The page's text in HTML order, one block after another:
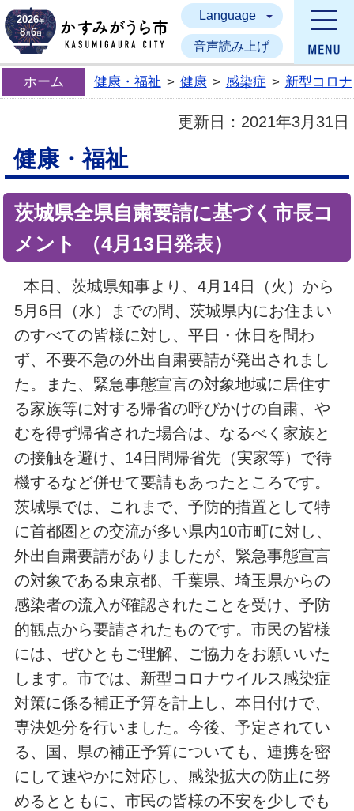
かすみがうら市
2026年
8月6日
Language
音声読み上げ
ホーム 健康・福祉 > 健康 > 感染症 > 新型コロ
更新日： 2021年3月31日
健康・福祉
茨城県全県自粛要請に基づく市長コ
メント （4月13日発表）
本日、茨城県知事より、4月14日（火）から
5月6日（水）までの間、茨城県内にお住まい
のすべての皆様に対し、平日・休日を問わ
ず、不要不急の外出自粛要請が発出されまし
た。また、緊急事態宣言の対象地域に居住す
る家族等に対する帰省の呼びかけの自粛、や
むを得ず帰省された場合は、なるべく家族と
の接触を避け、14日間帰省先（実家等）で待
機するなど併せて要請もあったところです。
茨城県では、これまで、予防的措置として特
に首都圏との交流が多い県内10市町に対し、
外出自粛要請がありましたが、緊急事態宣言
の対象である東京都、千葉県、埼玉県からの
感染者の流入が確認されたことを受け、予防
的観点から要請されたものです。市民の皆様
には、ぜひともご理解、ご協力をお願いいた
します。市では、新型コロナウイルス感染症
対策に係る補正予算を計上し、本日付けで、
専決処分を行いました。今後、予定されてい
る、国、県の補正予算についても、連携を密
にして速やかに対応し、感染拡大の防止に努
めるとともに、市民の皆様の不安を少しでも